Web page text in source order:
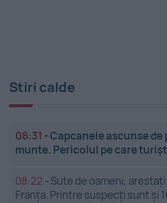
Stiri calde
08:31 -Capcanele ascunse de
munte. Pericolul pe care
08:22 - Sute de oameni,
Franța. Printre suspecți sunt și